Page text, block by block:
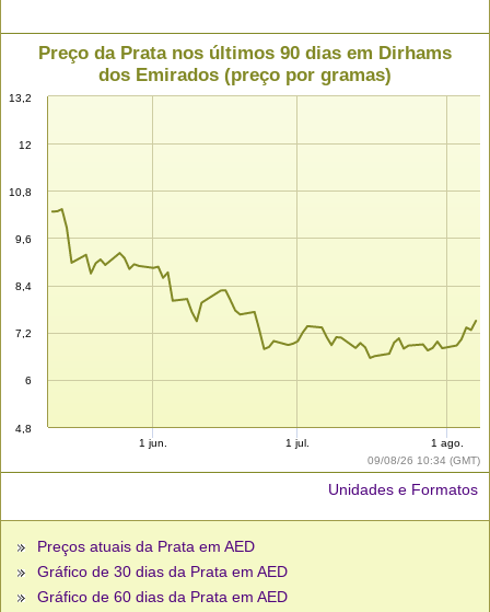
09/08/26 10:34 (GMT)
Preço da Prata nos últimos 90 dias em Dirhams
dos Emirados (preço por gramas)
4,8
6
7,2
8,4
9,6
10,8
12
13,2
1 jun. 1 jul. 1 ago.
Unidades e Formatos
Preços atuais da Prata em AED
Gráfico de 30 dias da Prata em AED
Gráfico de 60 dias da Prata em AED